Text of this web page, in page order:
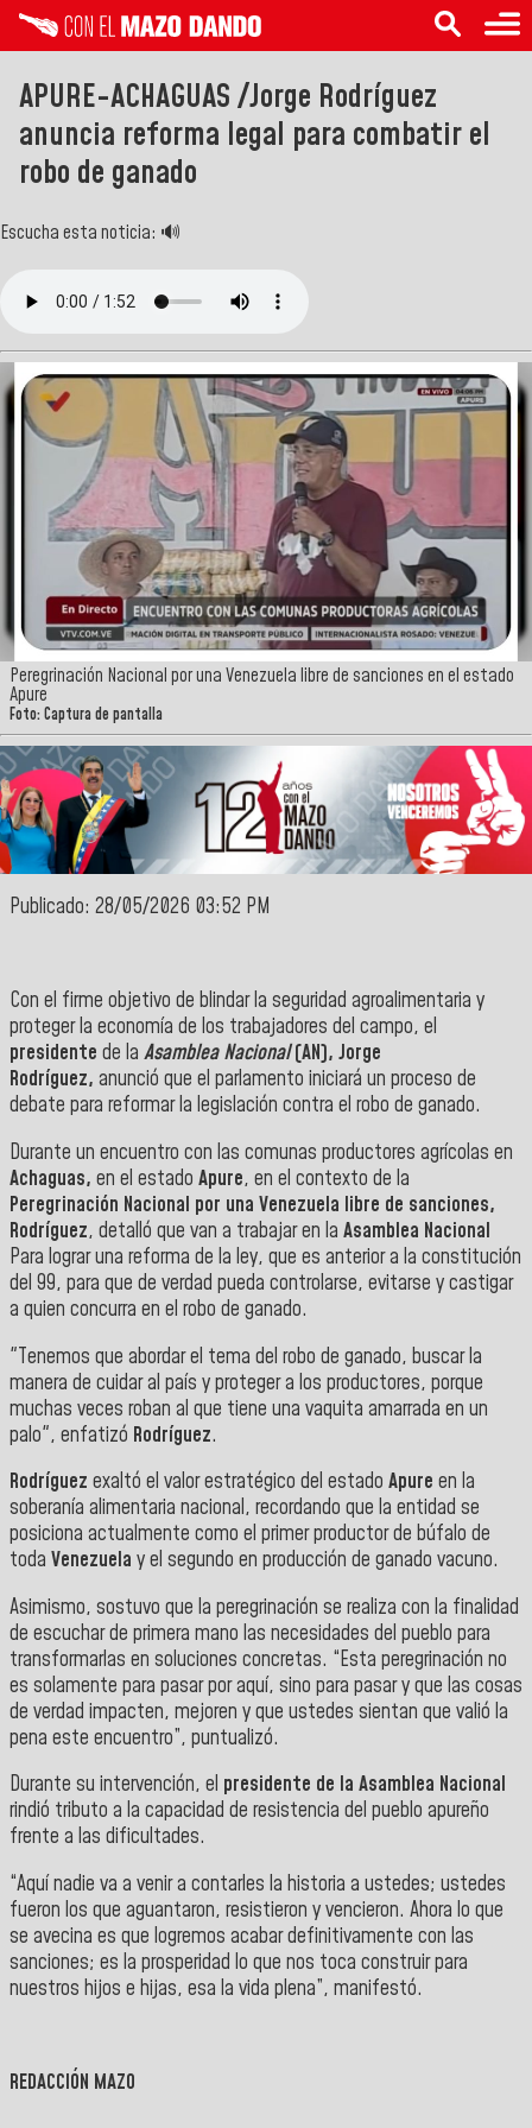
APURE-ACHAGUAS /Jorge Rodríguez
anuncia reforma legal para combatir el
robo de ganado
Escucha esta noticia: 🔊
Peregrinación Nacional por una Venezuela libre de sanciones en el estado
Apure
Foto: Captura de pantalla
Publicado: 28/05/2026 03:52 PM
Con el firme objetivo de blindar la seguridad agroalimentaria y
proteger la economía de los trabajadores del campo, el
presidente de la Asamblea Nacional(AN), Jorge
Rodríguez, anunció que el parlamento iniciará un proceso de
debate para reformar la legislación contra el robo de ganado.
Durante un encuentro con las comunas productores agrícolas en
Achaguas, en el estado Apure, en el contexto de la
Peregrinación Nacional por una Venezuela libre de sanciones,
Rodríguez, detalló que van a trabajar en la Asamblea Nacional
Para lograr una reforma de la ley, que es anterior a la constitución
del 99, para que de verdad pueda controlarse, evitarse y castigar
a quien concurra en el robo de ganado.
"Tenemos que abordar el tema del robo de ganado, buscar la
manera de cuidar al país y proteger a los productores, porque
muchas veces roban al que tiene una vaquita amarrada en un
palo", enfatizó Rodríguez.
Rodríguez exaltó el valor estratégico del estado Apure en la
soberanía alimentaria nacional, recordando que la entidad se
posiciona actualmente como el primer productor de búfalo de
toda Venezuela y el segundo en producción de ganado vacuno.
Asimismo, sostuvo que la peregrinación se realiza con la finalidad
de escuchar de primera mano las necesidades del pueblo para
transformarlas en soluciones concretas. “Esta peregrinación no
es solamente para pasar por aquí, sino para pasar y que las cosas
de verdad impacten, mejoren y que ustedes sientan que valió la
pena este encuentro”, puntualizó.
Durante su intervención, el presidente de la Asamblea Nacional
rindió tributo a la capacidad de resistencia del pueblo apureño
frente a las dificultades.
“Aquí nadie va a venir a contarles la historia a ustedes; ustedes
fueron los que aguantaron, resistieron y vencieron. Ahora lo que
se avecina es que logremos acabar definitivamente con las
sanciones; es la prosperidad lo que nos toca construir para
nuestros hijos e hijas, esa la vida plena”, manifestó.
REDACCIÓN MAZO